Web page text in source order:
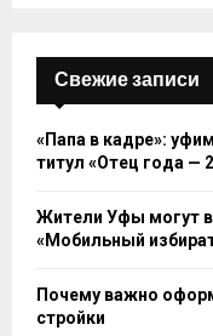
Свежие записи
«Папа в кадре»:
титул «Отец года —
Жители Уфы могут
«Мобильный
Почему важно
стройки